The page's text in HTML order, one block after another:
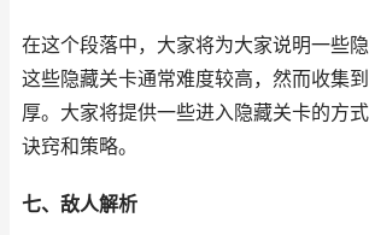
在这个段落中，大家将为大家说明一些隐
这些隐藏关卡通常难度较高，然而收集
厚。大家将提供一些进入隐藏关卡的方
诀窍和策略。
七、敌人解析